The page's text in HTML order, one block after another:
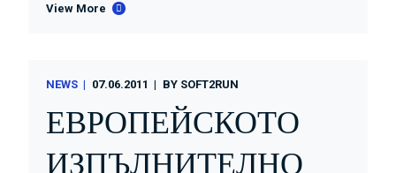
View More
NEWS 07.06.2011 BY SOFT2RUN
ЕВРОПЕЙСКОТО
ИЗПЪЛНИТЕЛНО